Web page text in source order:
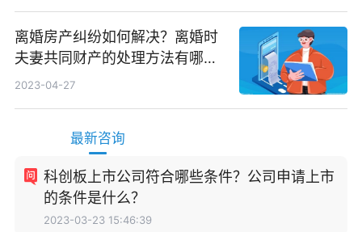
离婚房产纠纷如何解决？离婚时
夫妻共同财产的处理方法有哪
些？
2023-04-27
最新咨询
科创板上市公司符合哪些条件？公司申请上市
的条件是什么？
2023-03-23 15:46:39